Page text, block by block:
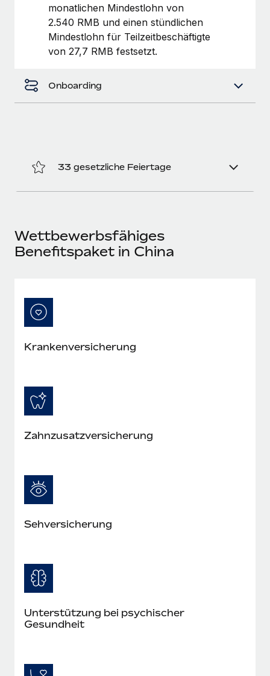
aller Größen dabei unterstützen, die beste...
Mehr erfahren
mit Remote verwaltet
Phiture ist der unumstrittene Marktführer im Bereich der
monatlichen Mindestlohn von
2.540 RMB und einen stündlichen
Mindestlohn für Teilzeitbeschäftigte
von 27,7 RMB festsetzt.
Onboarding
33 gesetzliche Feiertage
Wettbewerbsfähiges
Benefitspaket in China
Kranken­versicherung
Zahn­zusatz­versicherung
Seh­versicherung
Unterstützung bei psychischer
Gesundheit